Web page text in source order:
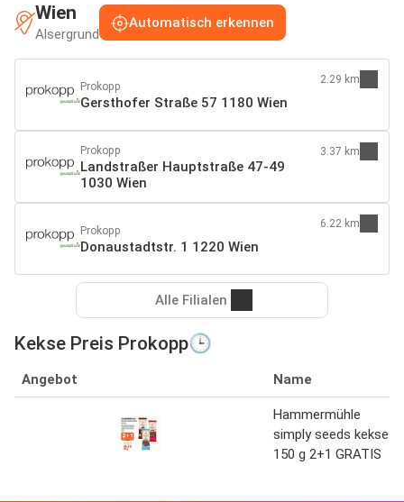
Wien
Alsergrund
Automatisch erkennen
Prokopp
Gersthofer Straße 57 1180 Wien
2.29 km
Prokopp
Landstraßer Hauptstraße 47-49
1030 Wien
3.37 km
Prokopp
Donaustadtstr. 1 1220 Wien
6.22 km
Alle Filialen
Kekse Preis Prokopp🕒
Angebot Name
Hammermühle
simply seeds kekse
150 g 2+1 GRATIS